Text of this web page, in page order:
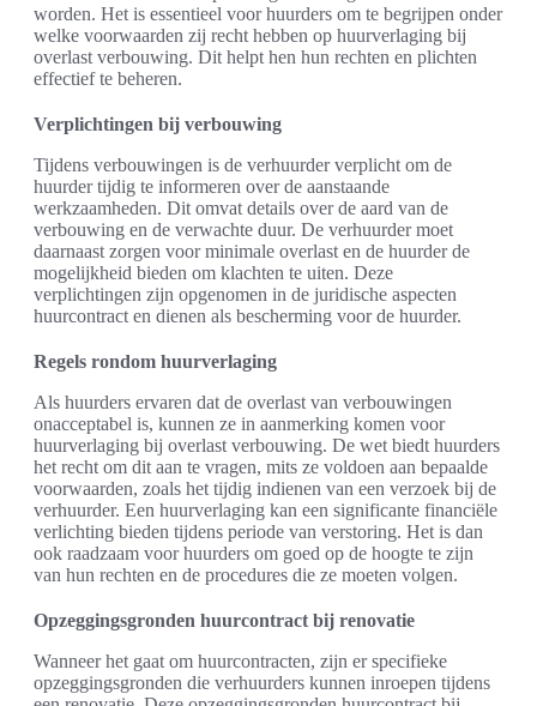
worden. Het is essentieel voor huurders om te begrijpen onder
welke voorwaarden zij recht hebben op huurverlaging bij
overlast verbouwing. Dit helpt hen hun rechten en plichten
effectief te beheren.
Verplichtingen bij verbouwing
Tijdens verbouwingen is de verhuurder verplicht om de
huurder tijdig te informeren over de aanstaande
werkzaamheden. Dit omvat details over de aard van de
verbouwing en de verwachte duur. De verhuurder moet
daarnaast zorgen voor minimale overlast en de huurder de
mogelijkheid bieden om klachten te uiten. Deze
verplichtingen zijn opgenomen in de juridische aspecten
huurcontract en dienen als bescherming voor de huurder.
Regels rondom huurverlaging
Als huurders ervaren dat de overlast van verbouwingen
onacceptabel is, kunnen ze in aanmerking komen voor
huurverlaging bij overlast verbouwing. De wet biedt huurders
het recht om dit aan te vragen, mits ze voldoen aan bepaalde
voorwaarden, zoals het tijdig indienen van een verzoek bij de
verhuurder. Een huurverlaging kan een significante financiële
verlichting bieden tijdens periode van verstoring. Het is dan
ook raadzaam voor huurders om goed op de hoogte te zijn
van hun rechten en de procedures die ze moeten volgen.
Opzeggingsgronden huurcontract bij renovatie
Wanneer het gaat om huurcontracten, zijn er specifieke
opzeggingsgronden die verhuurders kunnen inroepen tijdens